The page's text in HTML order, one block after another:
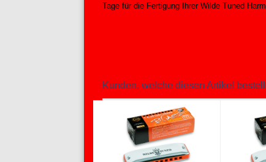
Tage für die Fertigung Ihrer Wilde Tuned
Kunden, welche diesen Artikel